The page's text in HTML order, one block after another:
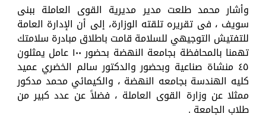
وأشار محمد طلعت مدير مديرية القوى العاملة ببنى
سويف ، فى تقريره تلقته الوزارة، إلى أن الإدارة العامة
للتفتيش التوجيهي للسلامة قامت باطلاق مبادرة سلامتك
تهمنا بالمحافظة بجامعة النهضة بحضور ١٠٠ عامل يمثلون
٤٥ منشاة صناعية وبحضور والدكتور سالم الخضري عميد
كليه الهندسة بجامعه النهضة ، والكيمائي محمد مدكور
ممثلا عن وزارة القوى العاملة ، فضلاً عن عدد كبير من
طلاب الجامعة .